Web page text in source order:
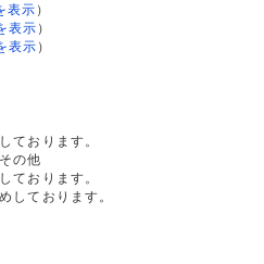
表示 ）
表示 ）
表示 ）
ております。
その他
ております。
しております。